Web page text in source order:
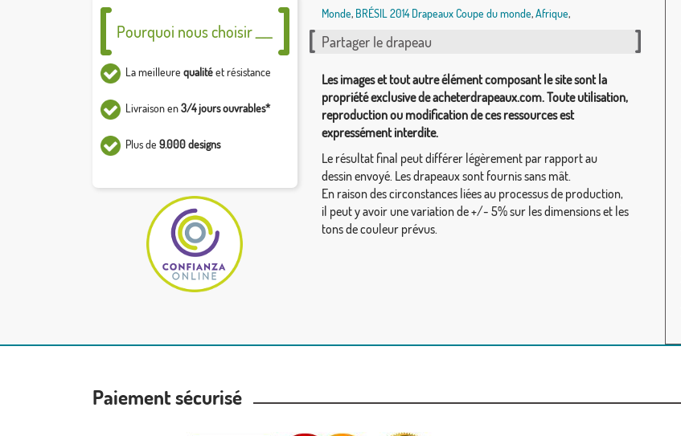
Pourquoi nous choisir ___
La meilleure qualitéet résistance
Livraison en3/4 jours ouvrables*
Plus de 9.000 designs
Monde, BRÉSIL 2014 Drapeaux Coupe du monde,Afrique,
Partager le drapeau
Les images et tout autre élément composant le site sont la
propriété exclusive de acheterdrapeaux.com. Toute utilisation,
reproduction ou modification de ces ressources est
expressément interdite.
Le résultat final peut différer légèrement par rapport au
dessin envoyé. Les drapeaux sont fournis sans mât.
En raison des circonstances liées au processus de production,
il peut y avoir une variation de +/- 5% sur les dimensions et les
tons de couleur prévus.
Paiement sécurisé